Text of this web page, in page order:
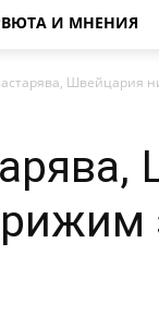
И МНЕНИЯ
Швейцария